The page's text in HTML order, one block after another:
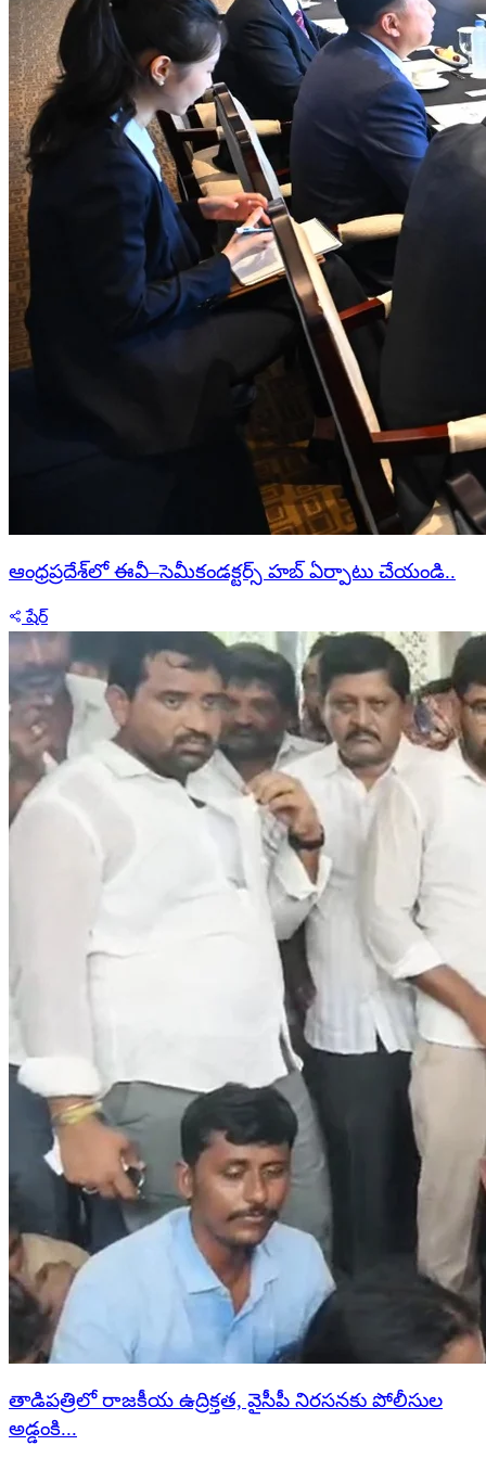
ఆంధ్రప్రదేశ్‌లో ఈవీ–సెమీకండక్టర్స్ హబ్ ఏర్పాటు చేయండి..
షేర్
తాడిపత్రిలో రాజకీయ ఉద్రిక్తత, వైసీపీ నిరసనకు పోలీసుల
అడ్డంకి...